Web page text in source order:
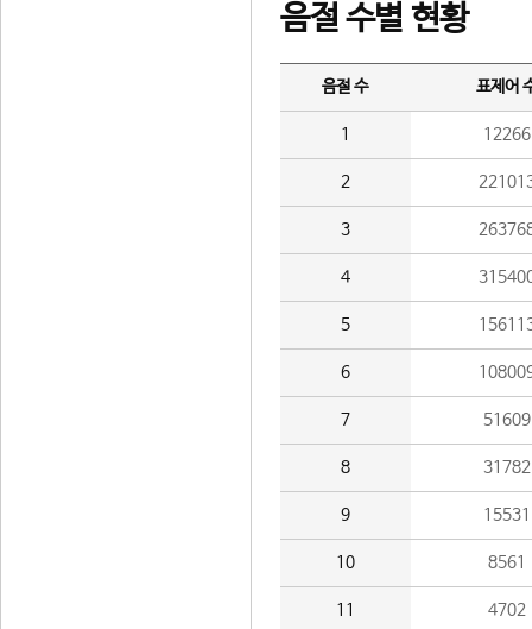
음절 수별 현황
음절 수 표제어
1 12266
2
3
4
5
6
7 51609
8 31782
9 15531
10 8561
11 4702